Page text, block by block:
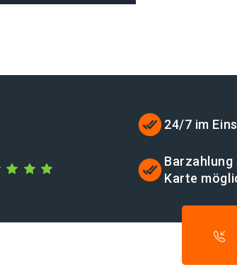
24/7 im
Karte